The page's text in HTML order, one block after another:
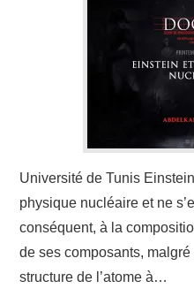
Université de Tunis
physique nucléaire et ne
conséquent, à la
de ses composants,
structure de l’atome à…